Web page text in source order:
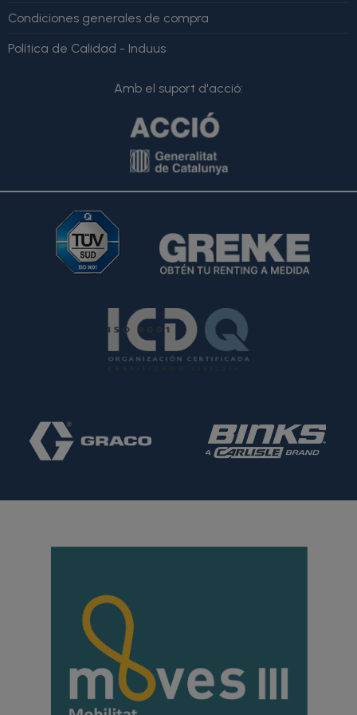
Condiciones generales de compra
Política de Calidad - Induus
Amb el suport d'acció: